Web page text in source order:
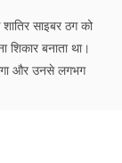
साइबर ठग को
शिकार बनाता था।
और उनसे लगभग